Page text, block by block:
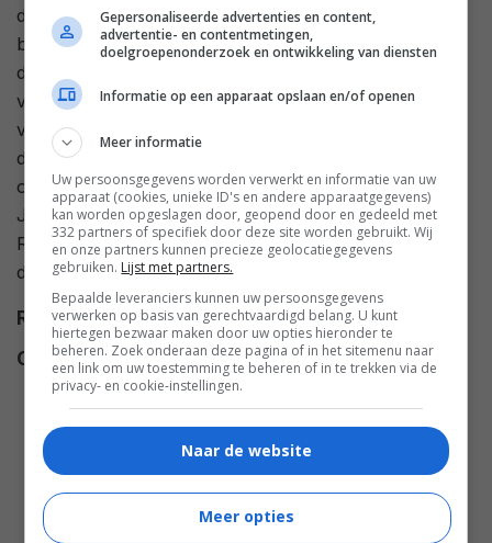
de nieuwgeborene de liefde van zijn ouders zal
bestelen. Inmiddels werden drie kleine duiveltjes naar
de aarde gestuurd om een duivelse opdracht uit te
voeren: één bepaalde mens overtuigen de geboorte
van het kindje Jezus te verijdelen. Rocco, gedreven
door jaloezie, is het ideale slachtoffer en laat zich
overtuigen om naar Galilea te gaan in de sporen van
Jozef en Maria. In de nacht van 24 december treedt
Rocco binnen in de feeërieke wereld van de crèche
dankzij de magische formule Opopomoz...
Regie Enzo D'Alò.
Cast
John Turturro , Silvio Orlando,
Peppe Barra
Pardeilhan,Tonino Accolla,
Xsuela Douglas,Oreste Lionello
Ciro Ricci,Marina Ruffo,
,
Gepersonaliseerde advertenties en content,
advertentie- en contentmetingen,
doelgroepenonderzoek en ontwikkeling van diensten
Informatie op een apparaat opslaan en/of openen
Meer informatie
Uw persoonsgegevens worden verwerkt en informatie van uw
apparaat (cookies, unieke ID's en andere apparaatgegevens)
kan worden opgeslagen door, geopend door en gedeeld met
332 partners of specifiek door deze site worden gebruikt. Wij
en onze partners kunnen precieze geolocatiegegevens
gebruiken. Lijst met partners.
Bepaalde leveranciers kunnen uw persoonsgegevens
verwerken op basis van gerechtvaardigd belang. U kunt
hiertegen bezwaar maken door uw opties hieronder te
beheren. Zoek onderaan deze pagina of in het sitemenu naar
een link om uw toestemming te beheren of in te trekken via de
privacy- en cookie-instellingen.
Naar de website
Meer opties